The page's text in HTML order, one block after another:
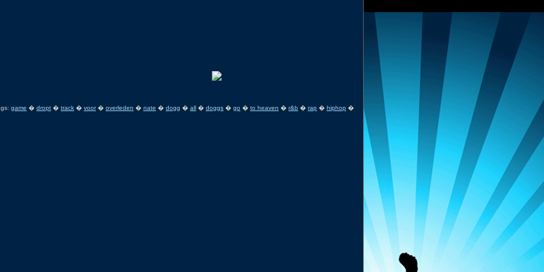
game � dropt � track � voor� overleden � nate � dogg � all � doggs � go � to heaven � r&b � rap � hiphop �